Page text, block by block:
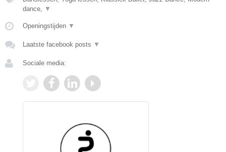
dance,
▼
Openingstijden ▼
Laatste facebook posts ▼
Sociale media: